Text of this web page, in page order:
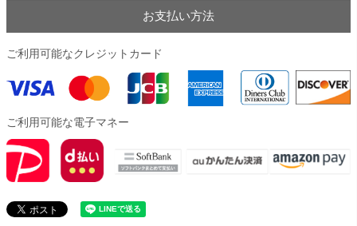
お支払い方法
ご利用可能なクレジットカード
ご利用可能な電子マネー